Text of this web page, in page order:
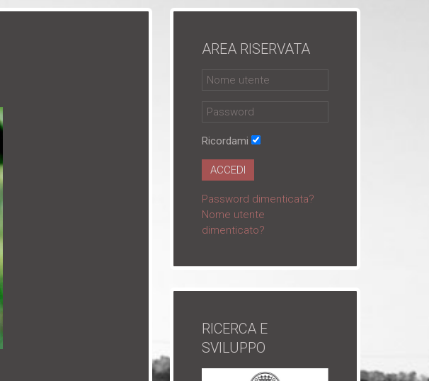
AREA RISERVATA
Ricordami
ACCEDI
Password dimenticata?
Nome utente
dimenticato?
RICERCA E
SVILUPPO